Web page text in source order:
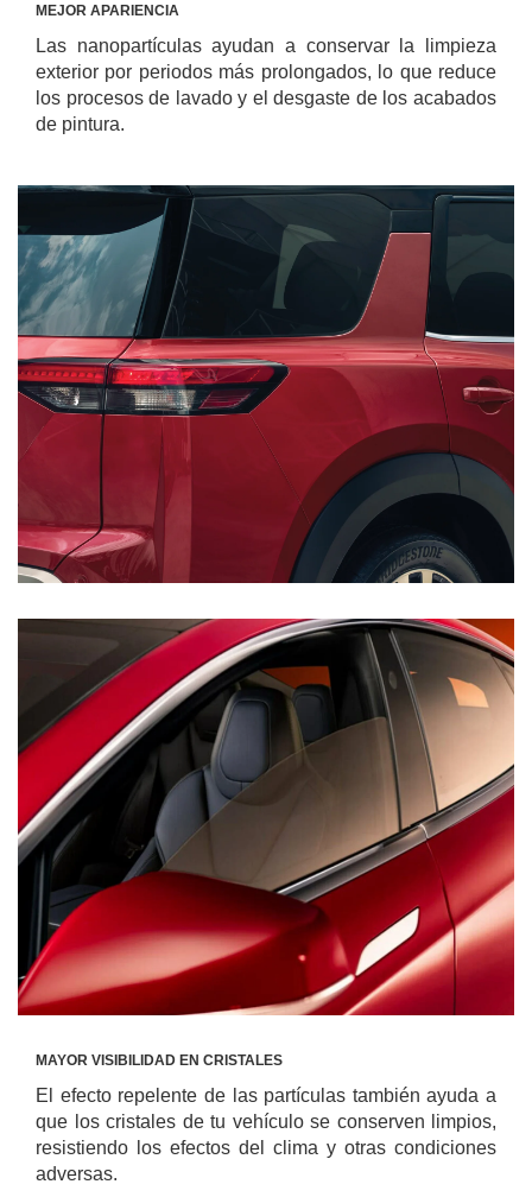
MEJOR APARIENCIA
Las nanopartículas ayudan a conservar la limpieza
exterior por periodos más prolongados, lo que reduce
los procesos de lavado y el desgaste de los acabados
de pintura.
MAYOR VISIBILIDAD EN CRISTALES
El efecto repelente de las partículas también ayuda a
que los cristales de tu vehículo se conserven limpios,
resistiendo los efectos del clima y otras condiciones
adversas.